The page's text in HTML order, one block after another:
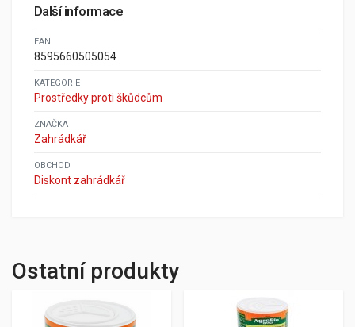
Další informace
EAN
8595660505054
KATEGORIE
Prostředky proti škůdcům
ZNAČKA
Zahrádkář
OBCHOD
Diskont zahrádkář
Ostatní produkty